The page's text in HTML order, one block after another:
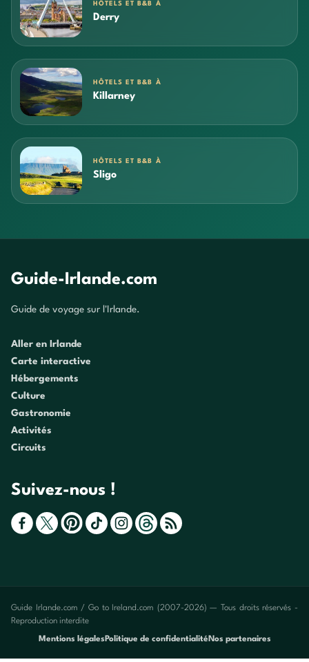
HÔTELS ET B&B À
Derry
HÔTELS ET B&B À
Killarney
HÔTELS ET B&B À
Sligo
Guide-Irlande.com
Guide de voyage sur l'Irlande.
Aller en Irlande
Carte interactive
Hébergements
Culture
Gastronomie
Activités
Circuits
Suivez-nous !
Guide Irlande.com / Go to Ireland.com (2007-2026) — Tous droits réservés -
Reproduction interdite
Mentions légales Politique de confidentialité Nos partenaires